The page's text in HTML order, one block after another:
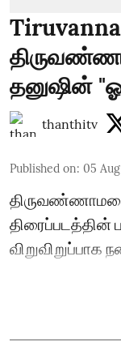
தனுஷின்
thanthitv
Published on: 05
திரைப்படத்தின்
விறுவிறுப்பாக